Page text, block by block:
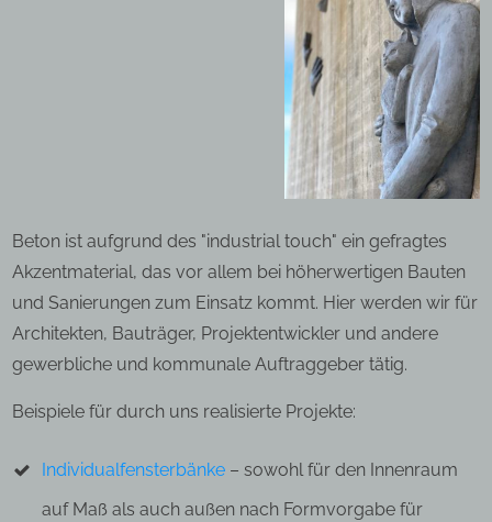
Beton ist aufgrund des "industrial touch" ein gefragtes
Akzentmaterial, das vor allem bei höherwertigen Bauten
und Sanierungen zum Einsatz kommt. Hier werden wir für
Architekten, Bauträger, Projektentwickler und andere
gewerbliche und kommunale Auftraggeber tätig.
Beispiele für durch uns realisierte Projekte:
Individualfensterbänke – sowohl für den Innenraum
auf Maß als auch außen nach Formvorgabe für